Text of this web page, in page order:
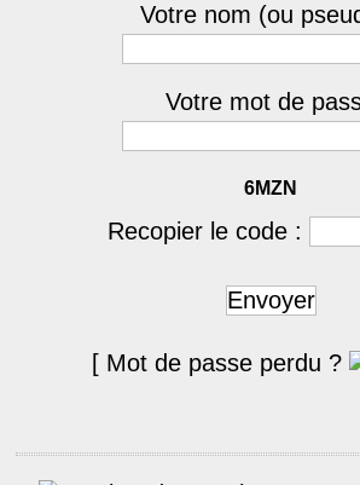
Votre nom (ou
Votre mot de
6MZN
Recopier le code :
Envoyer
[ Mot de passe perdu ?